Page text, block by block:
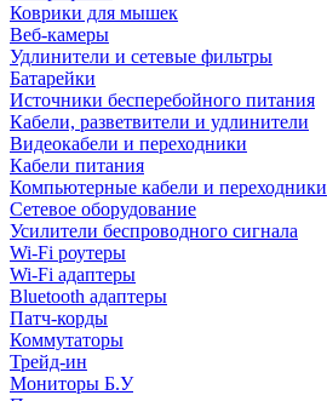
Коврики для мышек
Веб-камеры
Удлинители и сетевые фильтры
Батарейки
Источники бесперебойного питания
Кабели, разветвители и удлинители
Видеокабели и переходники
Кабели питания
Компьютерные кабели и переходники
Сетевое оборудование
Усилители беспроводного сигнала
Wi-Fi роутеры
Wi-Fi адаптеры
Bluetooth адаптеры
Патч-корды
Коммутаторы
Трейд-ин
Мониторы Б.У